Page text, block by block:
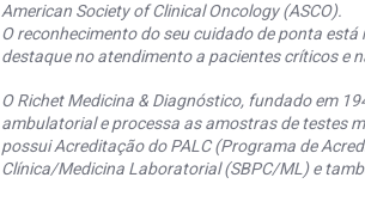
American Society of Clinical Oncology (ASCO).
O reconhecimento do seu cuidado de ponta
destaque no atendimento a pacientes críticos e
O Richet Medicina & Diagnóstico, fundado em
ambulatorial e processa as amostras de testes
possui Acreditação do PALC (Programa de
Clínica/Medicina Laboratorial (SBPC/ML) e